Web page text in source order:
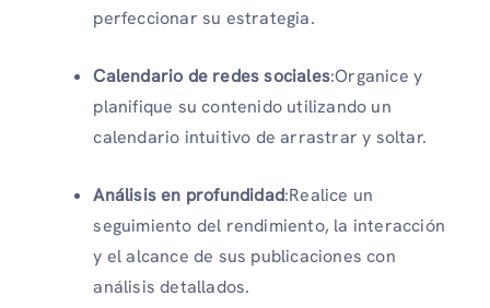
perfeccionar su estrategia.
Calendario de redes sociales:Organice y
planifique su contenido utilizando un
calendario intuitivo de arrastrar y soltar.
Análisis en profundidad:Realice un
seguimiento del rendimiento, la interacción
y el alcance de sus publicaciones con
análisis detallados.